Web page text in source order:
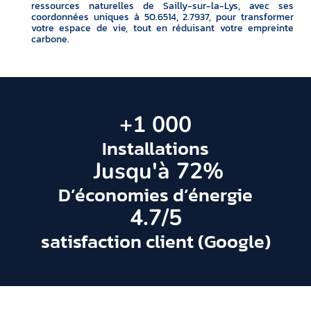
ressources naturelles de Sailly-sur-la-Lys, avec ses
coordonnées uniques à 50.6514, 2.7937, pour transformer
votre espace de vie, tout en réduisant votre empreinte
carbone.
Installations
+1 000
D’économies d’énergie
Jusqu'à 72%
satisfaction client (Google)
4.7/5